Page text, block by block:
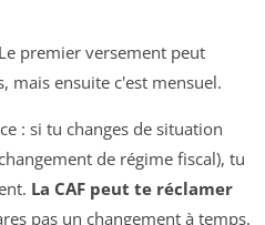
premier versement peut
mais ensuite c'est mensuel.
: si tu changes de situation
de régime fiscal), tu
La CAF peut te réclamer
pas un changement à temps.